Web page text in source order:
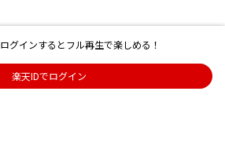
ログインするとフル再生で楽しめる！
楽天IDでログイン